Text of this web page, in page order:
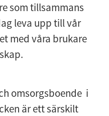
som tillsammans
leva upp till vår
med våra brukare
omsorgsboende i
är ett särskilt